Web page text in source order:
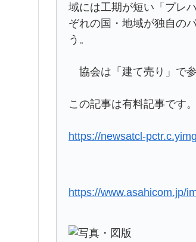
域には工期が短い「プレ
ぞれの国・地域が独自の
う。
協会は「建て売り」で
この記事は有料記事です
https://newsatcl-
https://www.asahicom.jp/